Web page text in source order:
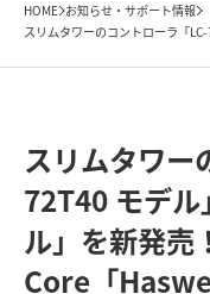
HOME お知らせ・サポート情報
スリムタワーのコントローラ「
スリムタワー
72T40 モデ
ル」を新発
Core「